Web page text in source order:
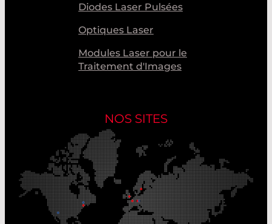
Diodes Laser Pulsées
Optiques Laser
Modules Laser pour le
Traitement d'Images
NOS SITES